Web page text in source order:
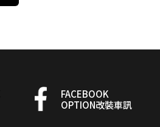
FACEBOOK
OPTION改裝車訊